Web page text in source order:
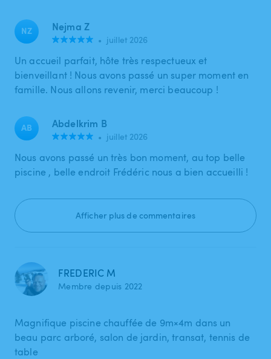
NZ Nejma Z
• juillet 2026
Un accueil parfait, hôte très respectueux et
bienveillant ! Nous avons passé un super moment en
famille. Nous allons revenir, merci beaucoup !
AB Abdelkrim B
• juillet 2026
Nous avons passé un très bon moment, au top belle
piscine , belle endroit Frédéric nous a bien accueilli !
Afficher plus de commentaires
FREDERIC M
Membre depuis 2022
Magnifique piscine chauffée de 9m×4m dans un
beau parc arboré, salon de jardin, transat, tennis de
table